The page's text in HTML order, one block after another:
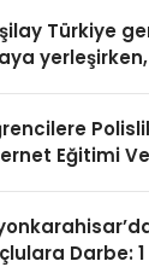
Türkiye
Eğitimi
Darbe: